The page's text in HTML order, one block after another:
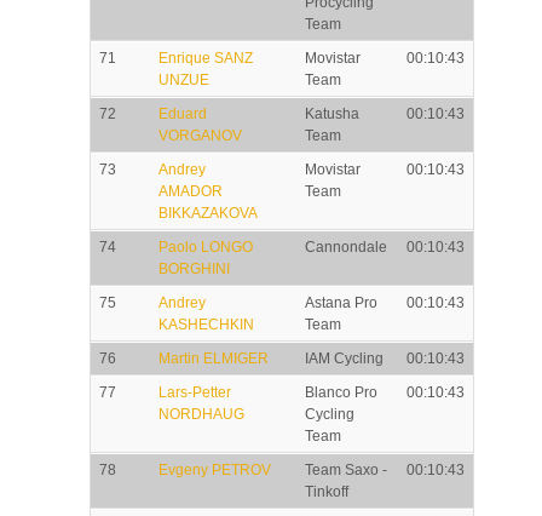
Team
71
Enrique SANZ
UNZUE
Movistar
Team
00:10:43
72
Eduard
VORGANOV
Katusha
Team
00:10:43
73
Andrey
AMADOR
BIKKAZAKOVA
Movistar
Team
00:10:43
74
Paolo LONGO
BORGHINI
Cannondale 00:10:43
75
Andrey
KASHECHKIN
Astana Pro
Team
00:10:43
76 Martin ELMIGER IAM Cycling
00:10:43
77
Lars-Petter
NORDHAUG
Blanco Pro
Cycling
Team
00:10:43
78 Evgeny PETROV
Team Saxo -
Tinkoff
00:10:43